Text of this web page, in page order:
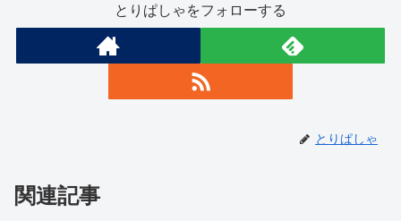
とりぱしゃをフォローする
とりぱしゃ
関連記事